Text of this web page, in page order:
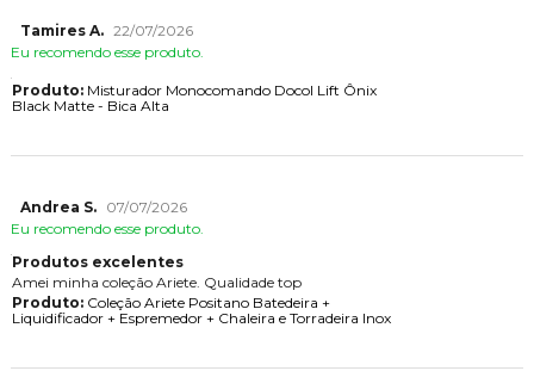
Tamires A. 22/07/2026
Eu recomendo esse produto.
Produto:Misturador Monocomando Docol Lift Ônix
Black Matte - Bica Alta
Andrea S.
07/07/2026
Eu recomendo esse produto.
Produtos excelentes
Amei minha coleção Ariete. Qualidade top
Produto:Coleção Ariete Positano Batedeira +
Liquidificador + Espremedor + Chaleira e Torradeira Inox